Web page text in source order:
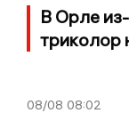
В Орле
триколор
08/08 08:02